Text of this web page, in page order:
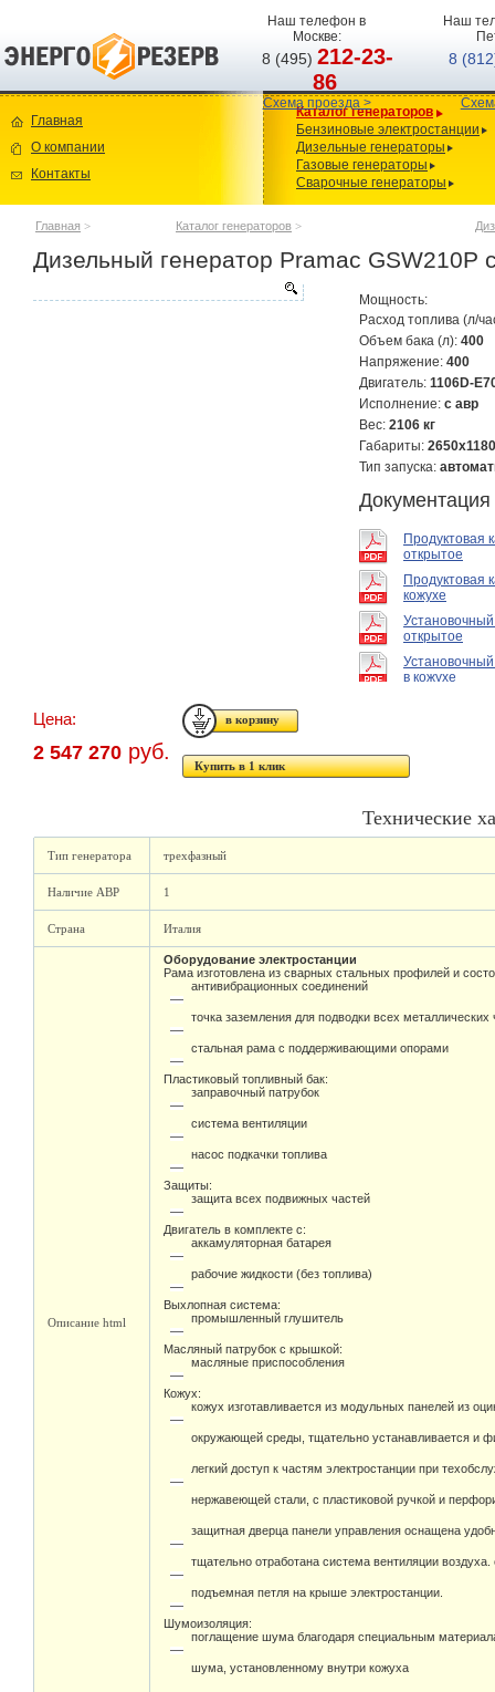
Наш телефон в
Москве:
8 (495)212-23-
86
Схема проезда >
Наш
8
Главная
О компании
Контакты
Каталог генераторов
Бензиновые электростанции
Дизельные генераторы
Газовые генераторы
Сварочные генераторы
Главная > Каталог генераторов >
Дизельный генератор Pramac GSW210P
Мощность:
Расход топлива (л/
Объем бака (л): 400
Напряжение: 400
Двигатель: 1106D-
Исполнение: с авр
Вес: 2106 кг
Габариты:
Тип запуска:
Документация
Продуктовая
открытое
Продуктовая
кожухе
открытое
в кожухе
Цена:
2 547 270 руб.
Купить в 1 клик
Технические
Тип генератора трехфазный
Наличие АВР 1
Страна Италия
Описание html
Оборудование электростанции
Рама изготовлена из сварных стальных профилей и
антивибрационных соединений
точка заземления для подводки всех
стальная рама с поддерживающими опорами
Пластиковый топливный бак:
заправочный патрубок
система вентиляции
насос подкачки топлива
Защиты:
защита всех подвижных частей
Двигатель в комплекте с:
аккамуляторная батарея
рабочие жидкости (без топлива)
Выхлопная система:
промышленный глушитель
Масляный патрубок с крышкой:
масляные приспособления
Кожух:
кожух изготавливается из модульных панелей из
окружающей среды, тщательно устанавливается и
легкий доступ к частям электростанции при
нержавеющей стали, с пластиковой ручкой и
защитная дверца панели управления оснащена
тщательно отработана система вентиляции
подъемная петля на крыше электростанции.
Шумоизоляция:
поглащение шума благодаря специальным
шума, установленному внутри кожуха